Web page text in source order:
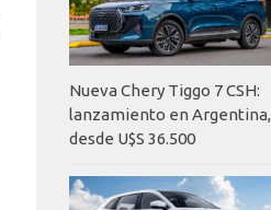
Nueva Chery Tiggo 7 CSH:
lanzamiento en Argentina,
desde U$S 36.500